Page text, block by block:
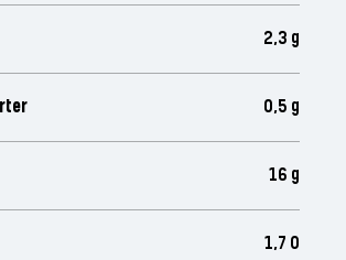
2,3 g
0,5 g
16 g
1,7 0